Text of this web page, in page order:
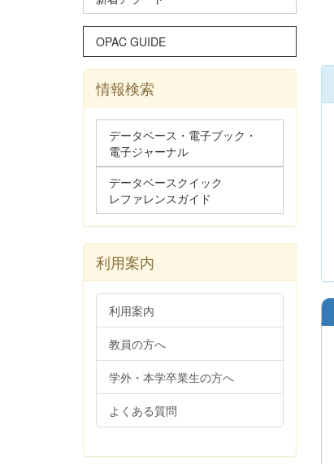
OPAC GUIDE
情報検索
データベース・電子ブック・
電子ジャーナル
データベースクイック
レファレンスガイド
利用案内
利用案内
教員の方へ
学外・本学卒業生の方へ
よくある質問